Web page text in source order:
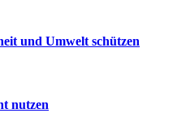
und Umwelt schützen
nutzen